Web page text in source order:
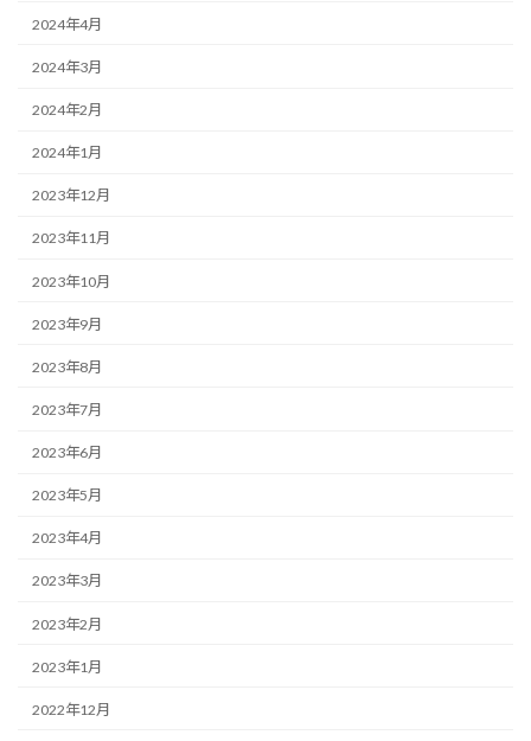
2024年4月
2024年3月
2024年2月
2024年1月
2023年12月
2023年11月
2023年10月
2023年9月
2023年8月
2023年7月
2023年6月
2023年5月
2023年4月
2023年3月
2023年2月
2023年1月
2022年12月